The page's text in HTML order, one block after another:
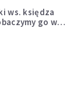
ws. księdza
go w